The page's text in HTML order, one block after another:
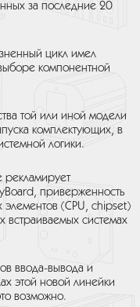
за последние 20
цикл имел
компонентной
той или иной модели
комплектующих, в
логики.
рекламирует
приверженность
элементов (CPU, chipset)
встраиваемых системах
ввода-вывода и
этой новой линейки
возможно.